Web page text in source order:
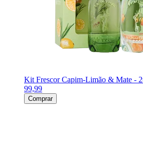
Kit Frescor Capim-Limão & Mate -
99,99
Comprar